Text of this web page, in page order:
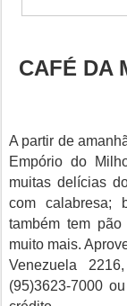
CAFÉ DA
A partir de
Empório do
muitas delícias
com calabresa;
também tem
muito mais.
Venezuela
(95)3623-7000